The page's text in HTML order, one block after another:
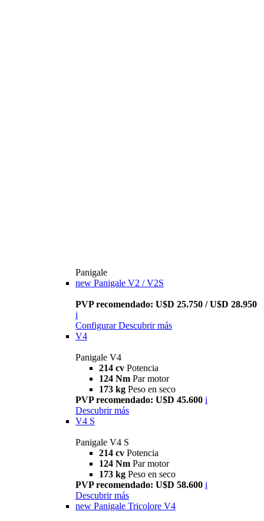
Panigale
new Panigale V2 / V2S
PVP recomendado: U$D 25.750 / U$D 28.950
i
Configurar Descubrir más
V4
Panigale V4
214 cv Potencia
124 Nm Par motor
173 kg Peso en seco
PVP recomendado: U$D 45.600 i
Descubrir más
V4 S
Panigale V4 S
214 cv Potencia
124 Nm Par motor
173 kg Peso en seco
PVP recomendado: U$D 58.600 i
Descubrir más
new Panigale Tricolore V4